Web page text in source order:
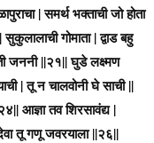
| समर्थ भक्ताची जो होता
गोमाता | द्वाड बहु
जननी ||२१|| घुडे लक्ष्मण
| तू न चालवोनी घे साची ||
आज्ञा तव शिरसावंद्य |
देवा तू गणू जवरयाला ||२६||